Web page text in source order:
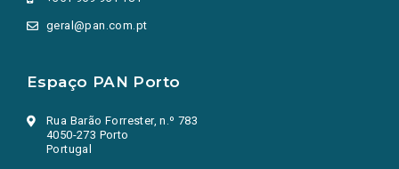
geral@pan.com.pt
Espaço PAN Porto
Rua Barão Forrester, n.º 783
4050-273 Porto
Portugal